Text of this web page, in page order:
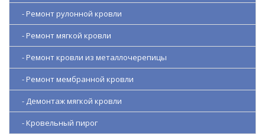
- Ремонт рулонной кровли
- Ремонт мягкой кровли
- Ремонт кровли из металлочерепицы
- Ремонт мембранной кровли
- Демонтаж мягкой кровли
- Кровельный пирог